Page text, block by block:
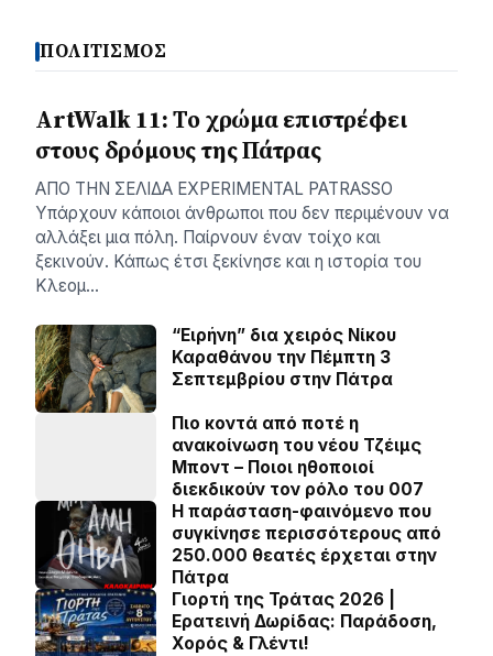
ΠΟΛΙΤΙΣΜΟΣ
ArtWalk 11: Το χρώμα επιστρέφει
στους δρόμους της Πάτρας
AΠΟ ΤΗΝ ΣΕΛΙΔΑ EXPERIMENTAL PATRASSO
Υπάρχουν κάποιοι άνθρωποι που δεν περιμένουν να
αλλάξει μια πόλη. Παίρνουν έναν τοίχο και
ξεκινούν. Κάπως έτσι ξεκίνησε και η ιστορία του
Κλεομ…
“Ειρήνη” δια χειρός Νίκου
Καραθάνου την Πέμπτη 3
Σεπτεμβρίου στην Πάτρα
Πιο κοντά από ποτέ η
ανακοίνωση του νέου Τζέιμς
Μποντ – Ποιοι ηθοποιοί
διεκδικούν τον ρόλο του 007
Η παράσταση-φαινόμενο που
συγκίνησε περισσότερους από
250.000 θεατές έρχεται στην
Πάτρα
Γιορτή της Τράτας 2026 |
Ερατεινή Δωρίδας: Παράδοση,
Χορός & Γλέντι!